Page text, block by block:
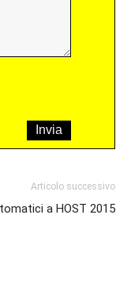
Articolo successivo
a HOST 2015